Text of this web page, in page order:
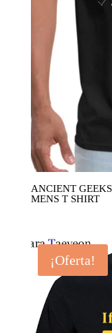
ANCIENT
MENS T SHIRT
¡Oferta!